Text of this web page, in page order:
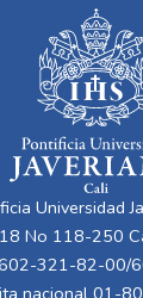
como la
Consejo de
en
y
estudio se
la nulidad
en la
que
Universidad
No 118-250
321-82-00/